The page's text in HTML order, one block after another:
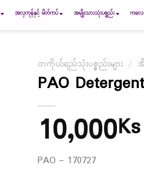
အလှကုန်နှင့် မိတ်ကပ် အမျိုးသားသုံးပစ္စည်း ကလေ
တကိုယ်ရည်သုံးပစ္စည်းများ /
PAO
10,000Ks
PAO – 170727